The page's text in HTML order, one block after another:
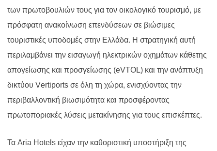
των πρωτοβουλιών τους για τον οικολογικό τουρισμό, με
πρόσφατη ανακοίνωση επενδύσεων σε βιώσιμες
τουριστικές υποδομές στην Ελλάδα. Η στρατηγική αυτή
περιλαμβάνει την εισαγωγή ηλεκτρικών οχημάτων κάθετης
απογείωσης και προσγείωσης (eVTOL) και την ανάπτυξη
δικτύου Vertiports σε όλη τη χώρα, ενισχύοντας την
περιβαλλοντική βιωσιμότητα και προσφέροντας
πρωτοποριακές λύσεις μετακίνησης για τους επισκέπτες.
Τα Aria Hotels είχαν την καθοριστική υποστήριξη της